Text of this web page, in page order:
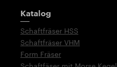
Wegweiser
Katalog
Schaftfräser HSS
Schaftfräser VHM
Form Fräser